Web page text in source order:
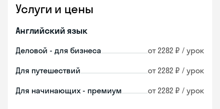
Услуги и цены
Английский язык
Деловой - для бизнеса от 2282 ₽ / урок
Для путешествий от 2282 ₽ / урок
Для начинающих - премиум от 2282 ₽ / урок